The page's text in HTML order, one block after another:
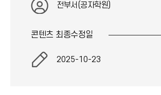
전부서(공자학원)
콘텐츠 최종수정일
2025-10-23